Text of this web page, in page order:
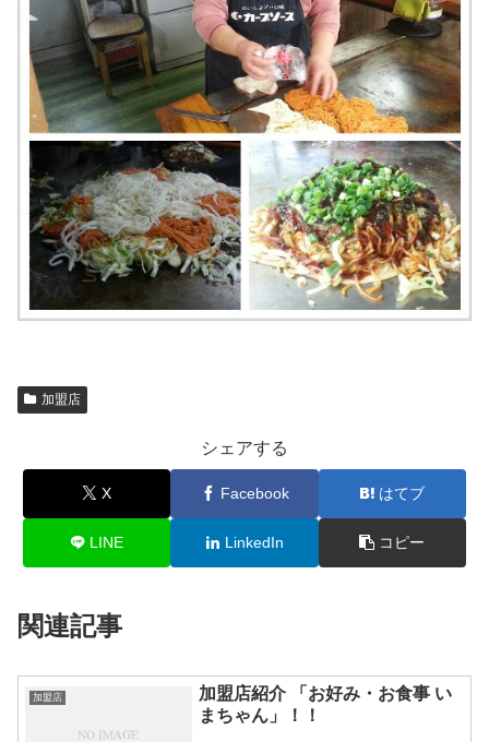
加盟店
シェアする
X Facebook はてブ
LINE LinkedIn コピー
関連記事
加盟店
加盟店紹介 「お好み・お食事 い
まちゃん」！！